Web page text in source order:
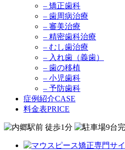
– 矯正歯科
– 歯周病治療
– 審美治療
– 精密歯科治療
– むし歯治療
– 入れ歯（義歯）
– 歯の移植
– 小児歯科
– 予防歯科
症例紹介CASE
料金表PRICE